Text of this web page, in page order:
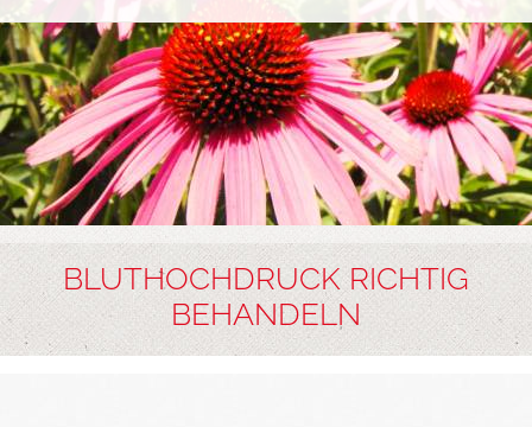
BLUTHOCHDRUCK RICHTIG
BEHANDELN